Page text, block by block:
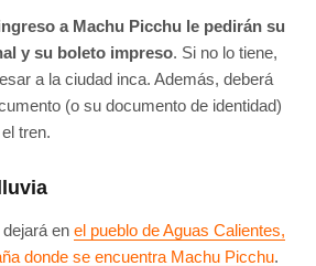
a Machu Picchu le pedirán su
y su boleto impreso. Si no lo tiene,
a la ciudad inca. Además, deberá
(o su documento de identidad)
tren.
en el pueblo de Aguas Calientes,
donde se encuentra Machu Picchu.